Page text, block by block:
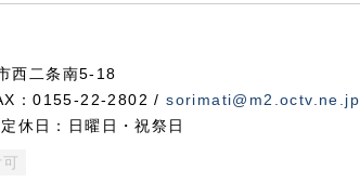
西二条南5-18
：0155-22-2802 /sorimati@m2.octv.ne.jp
休日：日曜日・祝祭日